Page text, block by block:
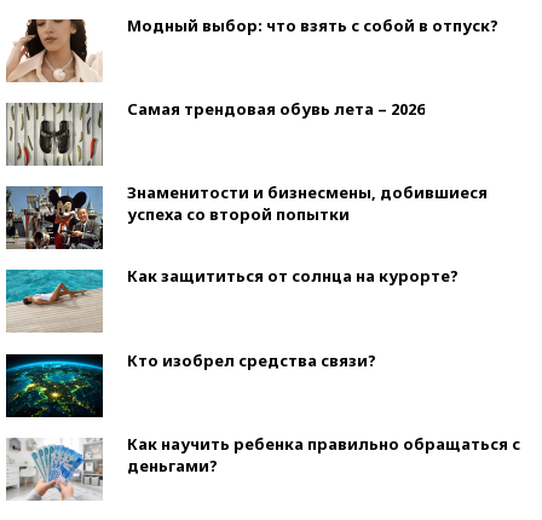
Модный выбор: что взять с собой в отпуск?
Самая трендовая обувь лета – 2026
Знаменитости и бизнесмены, добившиеся
успеха со второй попытки
Как защититься от солнца на курорте?
Кто изобрел средства связи?
Как научить ребенка правильно обращаться с
деньгами?